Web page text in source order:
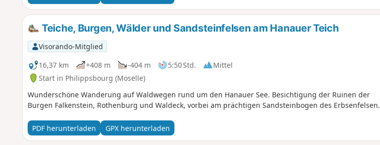
Teiche, Burgen, Wälder und Sandsteinfelsen am Hanauer Teich
Visorando-Mitglied
16,37 km
+408 m -404 m 5:50 Std.
Mittel
Start in Philippsbourg (Moselle)
Wunderschöne Wanderung auf Waldwegen rund um den Hanauer See. Besichtigung der Ruinen der
Burgen Falkenstein, Rothenburg und Waldeck, vorbei am prächtigen Sandsteinbogen des Erbsenfelsen.
PDF herunterladen GPX herunterladen